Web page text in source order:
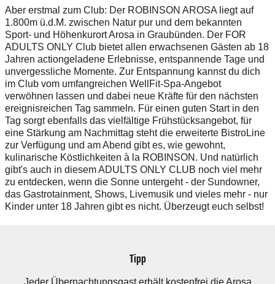
Aber erstmal zum Club: Der ROBINSON AROSA liegt auf
1.800m ü.d.M. zwischen Natur pur und dem bekannten
Sport- und Höhenkurort Arosa in Graubünden. Der FOR
ADULTS ONLY Club bietet allen erwachsenen Gästen ab 18
Jahren actiongeladene Erlebnisse, entspannende Tage und
unvergessliche Momente. Zur Entspannung kannst du dich
im Club vom umfangreichen WellFit-Spa-Angebot
verwöhnen lassen und dabei neue Kräfte für den nächsten
ereignisreichen Tag sammeln. Für einen guten Start in den
Tag sorgt ebenfalls das vielfältige Frühstücksangebot, für
eine Stärkung am Nachmittag steht die erweiterte BistroLine
zur Verfügung und am Abend gibt es, wie gewohnt,
kulinarische Köstlichkeiten à la ROBINSON. Und natürlich
gibt's auch in diesem ADULTS ONLY CLUB noch viel mehr
zu entdecken, wenn die Sonne untergeht - der Sundowner,
das Gastrotainment, Shows, Livemusik und vieles mehr - nur
Kinder unter 18 Jahren gibt es nicht. Überzeugt euch selbst!
Tipp